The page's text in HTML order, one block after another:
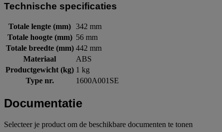
Technische specificaties
Totale lengte (mm) 342 mm
Totale hoogte (mm) 56 mm
Totale breedte (mm) 442 mm
Materiaal
ABS
Productgewicht (kg) 1 kg
Type nr.
1600A001SE
Documentatie
Selecteer je product om de beschikbare documenten te tonen